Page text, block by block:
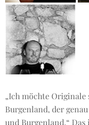
„Ich möchte Originale
Burgenland, der
und Burgenland.“